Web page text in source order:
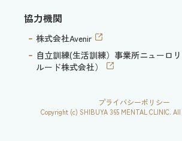
協力機関
株式会社Avenir
自立訓練(生活訓練）事業所ニューロ
ルード株式会社）
Copyright (c) SHIBUYA 365 MENTAL CLINIC.
プライバシーポリシー